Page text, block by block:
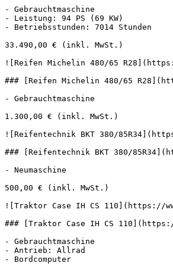
- Gebrauchtmaschine
- Leistung: 94 PS (69 KW)
- Betriebsstunden: 7014 Stunden
33.490,00 € (inkl. MwSt.)
![Reifen Michelin 480/65
### [Reifen Michelin 480/65
- Gebrauchtmaschine
1.300,00 € (inkl. MwSt.)
![Reifentechnik BKT 380/
### [Reifentechnik BKT 380/
- Neumaschine
500,00 € (inkl. MwSt.)
![Traktor Case IH CS 110](https://
### [Traktor Case IH CS
- Gebrauchtmaschine
- Antrieb: Allrad
- Bordcomputer